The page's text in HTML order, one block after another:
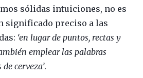
sólidas intuiciones, no es
significado preciso a las
‘en lugar de puntos, rectas y
emplear las palabras
cerveza’.